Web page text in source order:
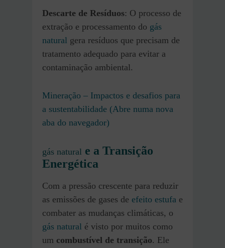
Descarte de Resíduos: O processo de
extração e processamento do gás
natural gera resíduos que precisam de
tratamento adequado para evitar a
contaminação ambiental.
Mineração – Impactos e desafios para
a sustentabilidade (Abre numa nova
aba do navegador)
gás natural e a Transição
Energética
Com a pressão crescente para reduzir
as emissões de gases de efeito estufa e
combater as mudanças climáticas, o
gás natural é visto por muitos como
um combustível de transição. Ele